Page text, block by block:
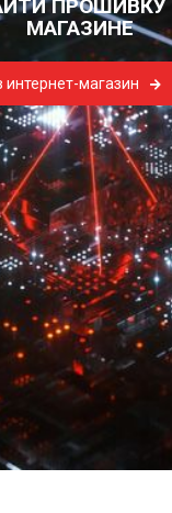
ПРОШИВКУ
МАГАЗИНЕ
интернет-магазин